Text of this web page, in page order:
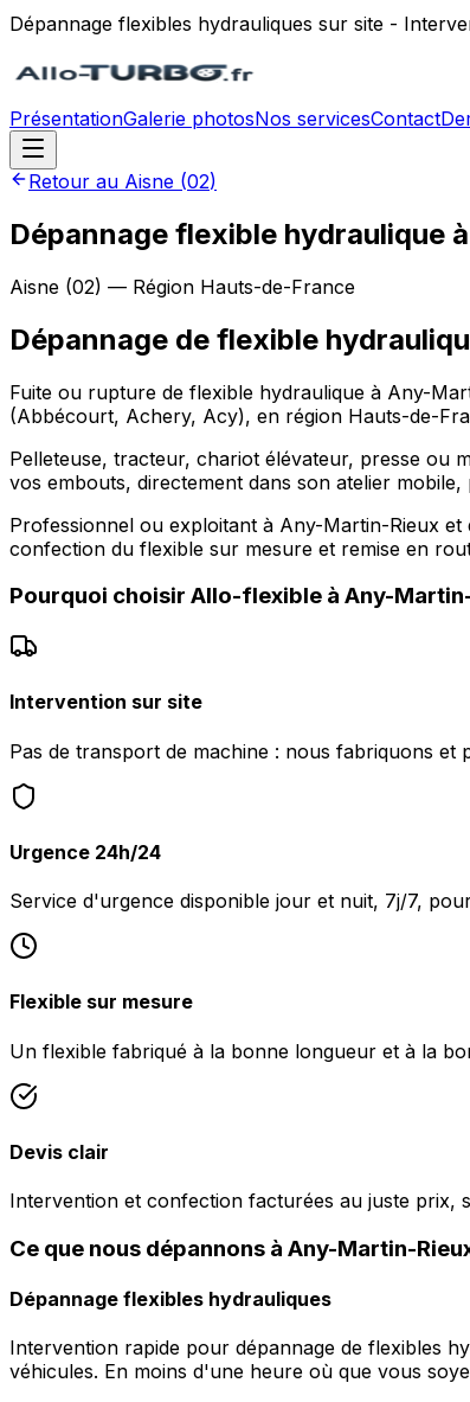
Dépannage flexibles hydrauliques sur site -
PrésentationGalerie photosNos servicesContact
Retour au Aisne (02)
Dépannage flexible hydraulique
Aisne (02) — Région Hauts-de-France
Dépannage de flexible
Fuite ou rupture de flexible hydraulique à Any-
(Abbécourt, Achery, Acy), en région Hauts-de-
Pelleteuse, tracteur, chariot élévateur, presse ou
vos embouts, directement dans son atelier
Professionnel ou exploitant à Any-Martin-Rieux
confection du flexible sur mesure et remise en
Pourquoi choisir Allo-flexible à Any-
Intervention sur site
Pas de transport de machine : nous fabriquons
Urgence 24h/24
Service d'urgence disponible jour et nuit, 7j/7,
Flexible sur mesure
Un flexible fabriqué à la bonne longueur et à la
Devis clair
Intervention et confection facturées au juste prix,
Ce que nous dépannons à Any-Martin-
Dépannage flexibles hydrauliques
Intervention rapide pour dépannage de flexibles
véhicules. En moins d'une heure où que vous